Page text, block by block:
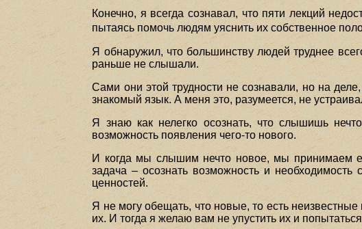
Конечно, я всегда сознавал, что пяти лекций
пытаясь помочь людям уяснить их собственное
Я обнаружил, что большинству людей труднее
раньше не слышали.
Сами они этой трудности не сознавали, но на
знакомый язык. А меня это, разумеется, не
Я знаю как нелегко осознать, что слышишь
возможность появления чего-то нового.
И когда мы слышим нечто новое, мы принимаем
задача – осознать возможность и
ценностей.
Я не могу обещать, что новые, то есть
их. И тогда я желаю вам не упустить их и